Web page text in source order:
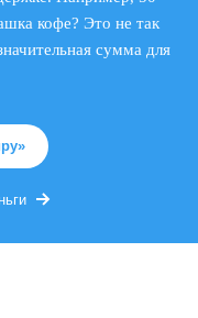
кофе? Это не так
сумма для